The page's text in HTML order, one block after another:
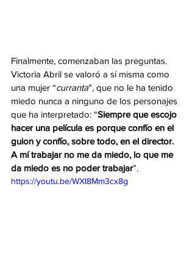
Finalmente, comenzaban las preguntas.
Victoria Abril se valoró a sí misma como
una mujer “curranta”, que no le ha tenido
miedo nunca a ninguno de los personajes
que ha interpretado: “Siempre que escojo
hacer una película es porque confío en el
guion y confío, sobre todo, en el director.
A mí trabajar no me da miedo, lo que me
da miedo es no poder trabajar”.
https://youtu.be/WXI8Mm3cx8g